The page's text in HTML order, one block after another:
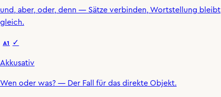
und, aber, oder, denn — Sätze verbinden, Wortstellung bleibt
gleich.
A1 ✓
Akkusativ
Wen oder was? — Der Fall für das direkte Objekt.